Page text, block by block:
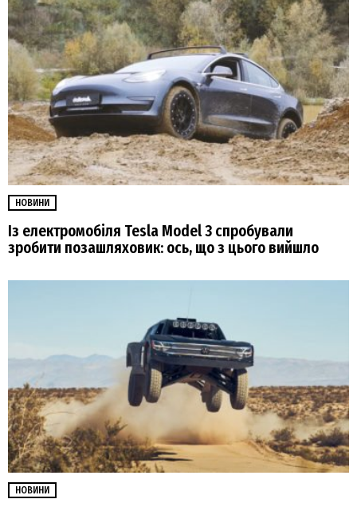
НОВИНИ
Із електромобіля Tesla Model 3 спробували
зробити позашляховик: ось, що з цього вийшло
НОВИНИ